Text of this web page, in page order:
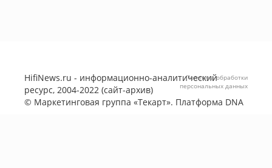
HifiNews.ru - информационно-аналитический
ресурс, 2004-2022 (сайт-архив)
© Маркетинговая группа «Текарт». Платформа DNA
Политика обработки
персональных данных